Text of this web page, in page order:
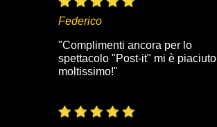
Federico
"Complimenti ancora per lo
spettacolo "Post-it" mi è piaciuto
moltissimo!"